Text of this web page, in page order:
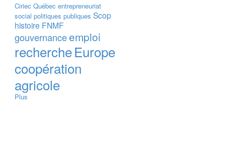
Ciriec Québec entrepreneuriat
social politiques publiques Scop
histoire FNMF
gouvernanceemploi
rechercheEurope
coopération
agricole
Plus